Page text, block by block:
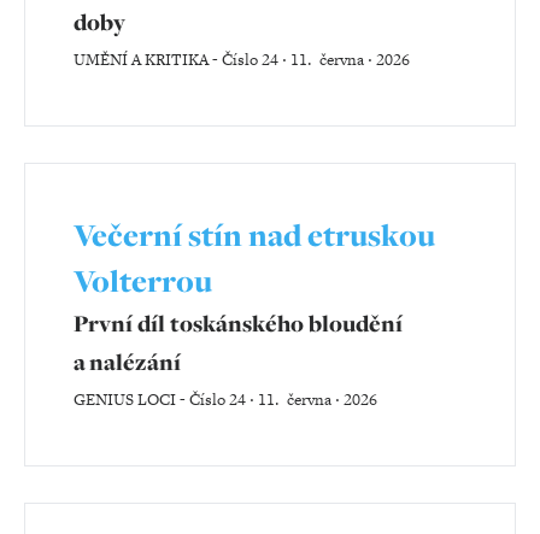
doby
UMĚNÍ A KRITIKA-Číslo 24 ‧ 11. června ‧ 2026
Večerní stín nad etruskou
Volterrou
První díl toskánského bloudění
a nalézání
GENIUS LOCI-Číslo 24 ‧ 11. června ‧ 2026